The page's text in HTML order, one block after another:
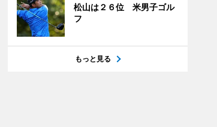
松山は２６位 米男子ゴル
フ
もっと見る